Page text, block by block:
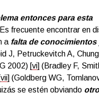
entonces para esta
frecuente encontrar en
a falta de
J, Petruckevitch A,
2002) [vi] (Bradley F,
[vii] (Goldberg WG,
se estén obviando